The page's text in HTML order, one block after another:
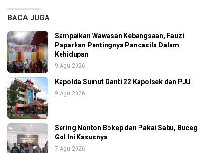
BACA JUGA
Sampaikan Wawasan Kebangsaan, Fauzi
Paparkan Pentingnya Pancasila Dalam
Kehidupan
9 Agu 2026
Kapolda Sumut Ganti 22 Kapolsek dan PJU
9 Agu 2026
Sering Nonton Bokep dan Pakai Sabu, Buceg
Gol Ini Kasusnya
7 Agu 2026